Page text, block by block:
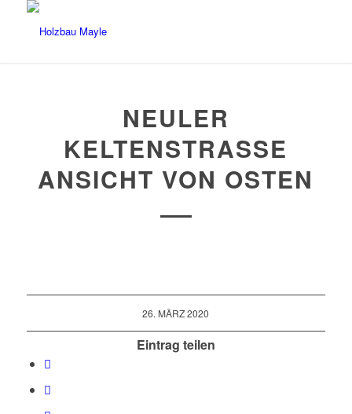
NEULER
KELTENSTRASSE A
NSICHT VON OSTEN
26. MÄRZ 2020
Eintrag teilen